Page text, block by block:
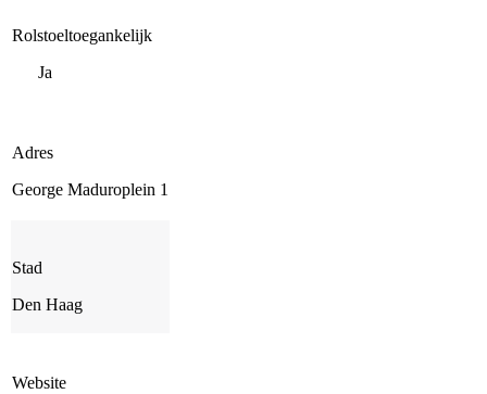
Rolstoeltoegankelijk
Ja
Adres
George Maduroplein 1
Stad
Den Haag
Website